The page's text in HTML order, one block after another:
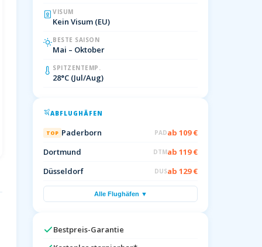
VISUM
Kein Visum (EU)
BESTE SAISON
Mai – Oktober
SPITZENTEMP.
28°C (Jul/Aug)
ABFLUGHÄFEN
TOP Paderborn PADab 109 €
Dortmund
DTMab 119 €
Düsseldorf
DUSab 129 €
Alle Flughäfen ▼
Bestpreis-Garantie